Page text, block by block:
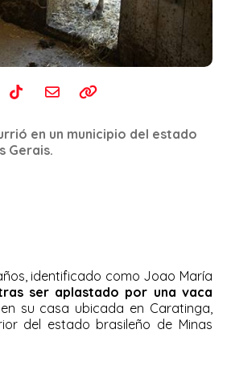
en un municipio del estado
Gerais.
identificado como Joao María
ser aplastado por una vaca
en su casa ubicada en Caratinga,
del estado brasileño de Minas